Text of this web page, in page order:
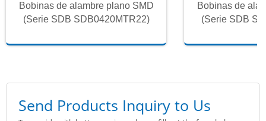
Bobinas de alambre plano SMD
(Serie SDB SDB0420MTR22)
Bobinas de
(Serie SDB